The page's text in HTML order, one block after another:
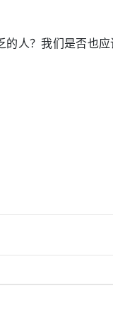
的人？我们是否也